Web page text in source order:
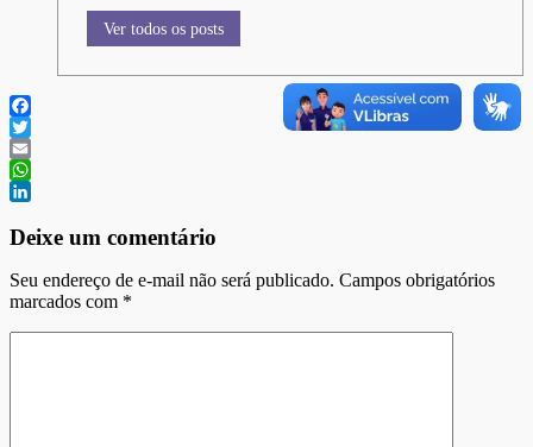
Ver todos os posts
Facebook
Twitter
Email
WhatsApp
Deixe um comentário
Seu endereço de e-mail não será publicado. Campos obrigatórios
marcados com *